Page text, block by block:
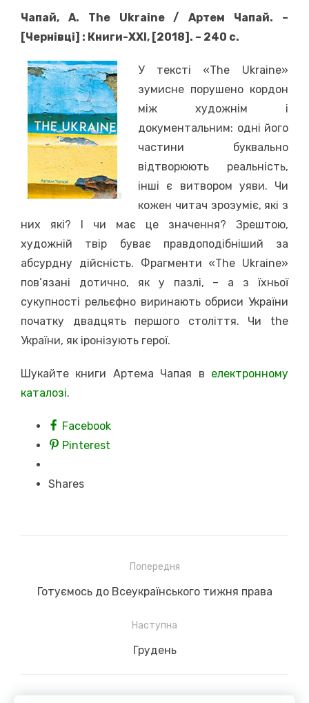
Чапай, А. The Ukraine / Артем Чапай. –
[Чернівці] : Книги-XXI, [2018]. – 240 с.
У тексті «The Ukraine»
зумисне порушено кордон
між художнім і
документальним: одні його
частини буквально
відтворюють реальність,
інші є витвором уяви. Чи
кожен читач зрозуміє, які з
них які? І чи має це значення? Зрештою,
художній твір буває правдоподібніший за
абсурдну дійсність. Фрагменти «The Ukraine»
пов’язані дотично, як у пазлі, – а з їхньої
сукупності рельєфно виринають обриси України
початку двадцять першого століття. Чи the
України, як іронізують герої.
Шукайте книги Артема Чапая в електронному
каталозі.
Facebook
Pinterest
Shares
записів
Попередня
Previous
Готуємось до Всеукраїнського тижня права
Наступна
Next
Грудень